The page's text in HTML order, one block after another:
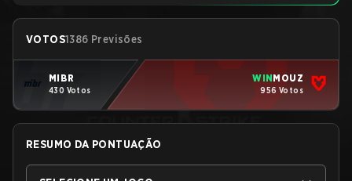
VOTOS1386 Previsões
MIBR
430 Votos
WINMOUZ
956 Votos
RESUMO DA PONTUAÇÃO